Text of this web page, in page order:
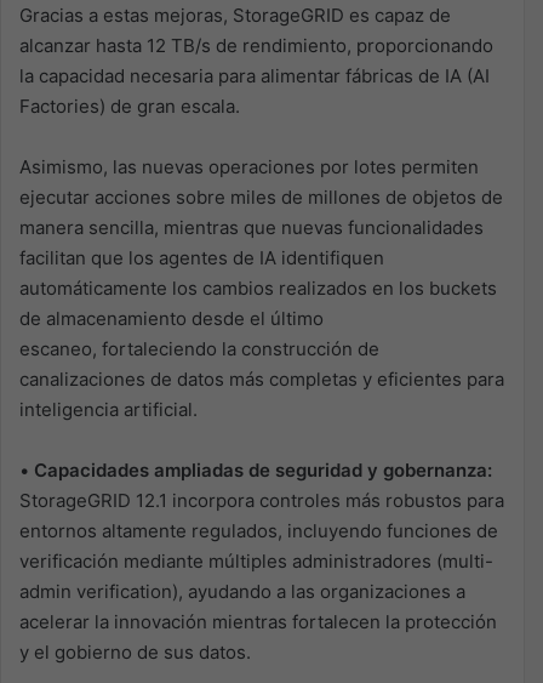
Gracias a estas mejoras, StorageGRID es capaz de
alcanzar hasta 12 TB/s de rendimiento, proporcionando
la capacidad necesaria para alimentar fábricas de IA (AI
Factories) de gran escala.
Asimismo, las nuevas operaciones por lotes permiten
ejecutar acciones sobre miles de millones de objetos de
manera sencilla, mientras que nuevas funcionalidades
facilitan que los agentes de IA identifiquen
automáticamente los cambios realizados en los buckets
de almacenamiento desde el último
escaneo, fortaleciendo la construcción de
canalizaciones de datos más completas y eficientes para
inteligencia artificial.
• Capacidades ampliadas de seguridad y gobernanza:
StorageGRID 12.1 incorpora controles más robustos para
entornos altamente regulados, incluyendo funciones de
verificación mediante múltiples administradores (multi-
admin verification), ayudando a las organizaciones a
acelerar la innovación mientras fortalecen la protección
y el gobierno de sus datos.